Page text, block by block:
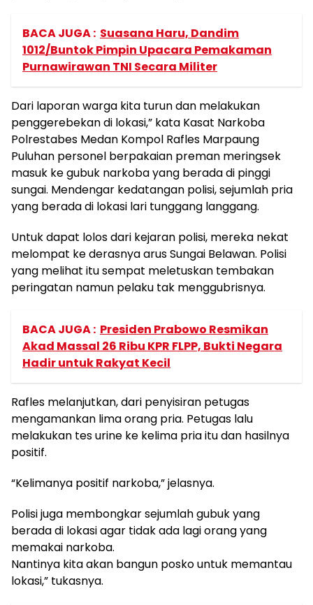
BACA JUGA : Suasana Haru, Dandim
1012/Buntok Pimpin Upacara Pemakaman
Purnawirawan TNI Secara Militer
Dari laporan warga kita turun dan melakukan
penggerebekan di lokasi,” kata Kasat Narkoba
Polrestabes Medan Kompol Rafles Marpaung
Puluhan personel berpakaian preman meringsek
masuk ke gubuk narkoba yang berada di pinggi
sungai. Mendengar kedatangan polisi, sejumlah pria
yang berada di lokasi lari tunggang langgang.
Untuk dapat lolos dari kejaran polisi, mereka nekat
melompat ke derasnya arus Sungai Belawan. Polisi
yang melihat itu sempat meletuskan tembakan
peringatan namun pelaku tak menggubrisnya.
BACA JUGA : Presiden Prabowo Resmikan
Akad Massal 26 Ribu KPR FLPP, Bukti Negara
Hadir untuk Rakyat Kecil
Rafles melanjutkan, dari penyisiran petugas
mengamankan lima orang pria. Petugas lalu
melakukan tes urine ke kelima pria itu dan hasilnya
positif.
“Kelimanya positif narkoba,” jelasnya.
Polisi juga membongkar sejumlah gubuk yang
berada di lokasi agar tidak ada lagi orang yang
memakai narkoba.
Nantinya kita akan bangun posko untuk memantau
lokasi,” tukasnya.